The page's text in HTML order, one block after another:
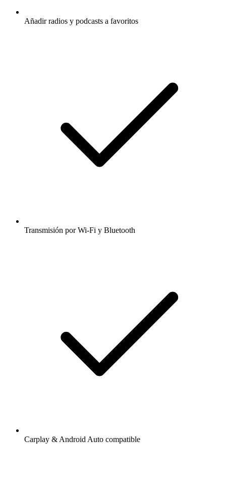
Añadir radios y podcasts a favoritos
Transmisión por Wi-Fi y Bluetooth
Carplay & Android Auto compatible